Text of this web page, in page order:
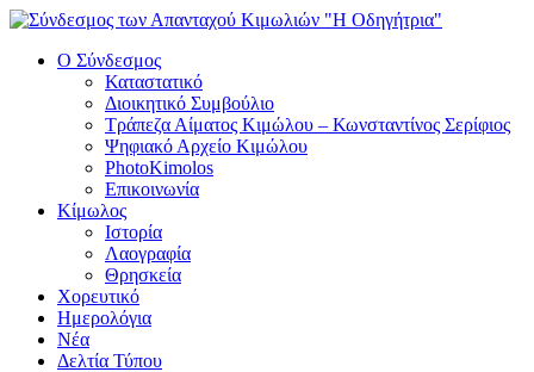
Ο Σύνδεσμος
Καταστατικό
Διοικητικό Συμβούλιο
Τράπεζα Αίματος Κιμώλου – Κωνσταντίνος Σερίφιος
Ψηφιακό Αρχείο Κιμώλου
PhotoKimolos
Επικοινωνία
Κίμωλος
Ιστορία
Λαογραφία
Θρησκεία
Χορευτικό
Ημερολόγια
Νέα
Δελτία Τύπου